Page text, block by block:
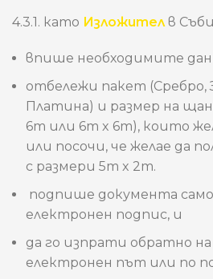
4.3.1. като Изложителв
впише необходимите
отбележи пакет (Сребро,
Платина) и размер на
6m или 6m x 6m), които
или посочи, че желае да
с размери 5m x 2m.
подпише документа
електронен подпис, и
да го изпрати обратно
електронен път или по